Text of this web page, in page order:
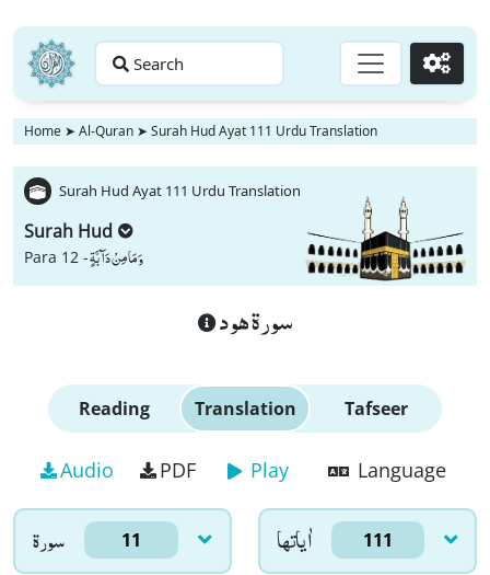
Search Go
Home ➤ Al-Quran ➤ Surah Hud Ayat 111 Urdu Translation
Surah Hud Ayat 111 Urdu Translation
Surah Hud
Para 12 -وَ مَا مِنْ دَآبَّةٍ
سورة هود
Reading Translation Tafseer
Audio PDF Play Language
سورۃ 11 اٰياتها 111